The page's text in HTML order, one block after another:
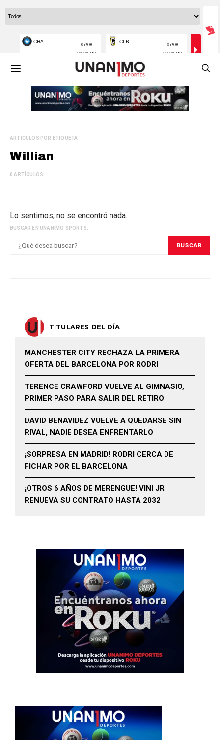
ARTÍCULOS POR ETIQUETA
Willian
0 ARTÍCULOS
Lo sentimos, no se encontró nada.
BUSCAR EN UNANIMO SPORTS:
BUSCAR
TITULARES DEL DÍA
MANCHESTER CITY RECHAZA LA PRIMERA
OFERTA DEL BARCELONA POR RODRI
TERENCE CRAWFORD VUELVE AL GIMNASIO,
PRIMER PASO PARA SALIR DEL RETIRO
DAVID BENAVIDEZ VUELVE A QUEDARSE SIN
RIVAL, NADIE DESEA ENFRENTARLO
¡SORPRESA EN MADRID! RODRI CERCA DE
FICHAR POR EL BARCELONA
¡OTROS 6 AÑOS DE MERENGUE! VINI JR
RENUEVA SU CONTRATO HASTA 2032